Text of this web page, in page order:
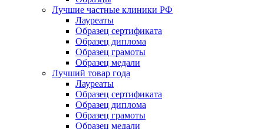
Лучшие частные клиники РФ
Лауреаты
Образец сертификата
Образец диплома
Образец грамоты
Образец медали
Лучший товар года
Лауреаты
Образец сертификата
Образец диплома
Образец грамоты
Образец медали